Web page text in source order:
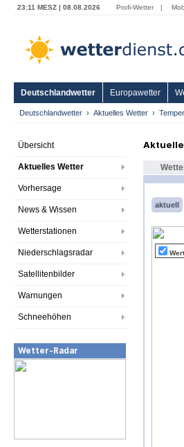
23:11 MESZ | 08.08.2026 Profi-Wetter |
Deutschlandwetter Europawetter
Deutschlandwetter Aktuelles Wetter
Übersicht
Aktuelles Wetter
Vorhersage
News & Wissen
Wetterstationen
Niederschlagsradar
Satellitenbilder
Warnungen
Schneehöhen
Wetter-Radar
aktuell